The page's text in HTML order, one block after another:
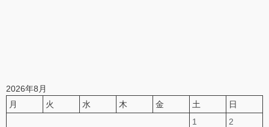
2026年8月
月
火 水 木 金 土
日
1
2